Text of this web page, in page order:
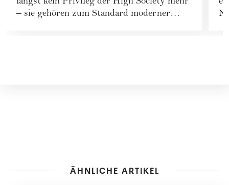
längst kein Privileg der High Society mehr
– sie gehören zum Standard moderner
ÄHNLICHE ARTIKEL